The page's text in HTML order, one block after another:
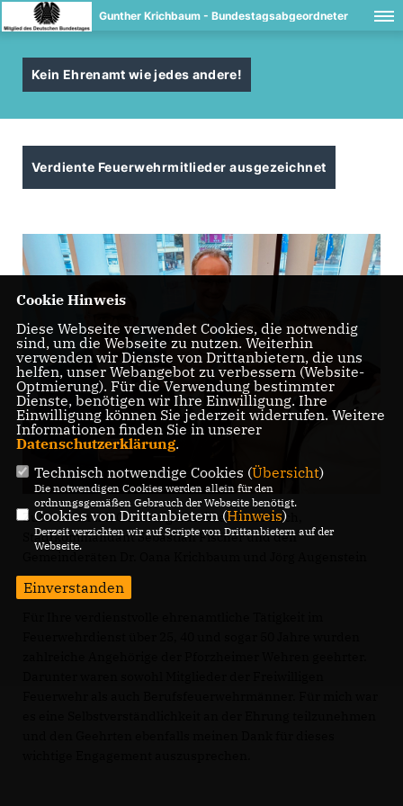
Gunther Krichbaum - Bundestagsabgeordneter
Kein Ehrenamt wie jedes andere!
Verdiente Feuerwehrmitlieder ausgezeichnet
Zusammen mit Oberbürgermeister Peter Boch,
Stadtkommandant Sebastian Fischer und den
Cookie Hinweis
Diese Webseite verwendet Cookies, die notwendig
sind, um die Webseite zu nutzen. Weiterhin
verwenden wir Dienste von Drittanbietern, die uns
helfen, unser Webangebot zu verbessern (Website-
Optmierung). Für die Verwendung bestimmter
Dienste, benötigen wir Ihre Einwilligung. Ihre
Einwilligung können Sie jederzeit widerrufen. Weitere
Informationen finden Sie in unserer
Datenschutzerklärung.
Technisch notwendige Cookies (Übersicht)
Die notwendigen Cookies werden allein für den
ordnungsgemäßen Gebrauch der Webseite benötigt.
Cookies von Drittanbietern (Hinweis)
Derzeit verzichten wir auf Scripte von Drittanbietern auf der
Webseite.
Einverstanden